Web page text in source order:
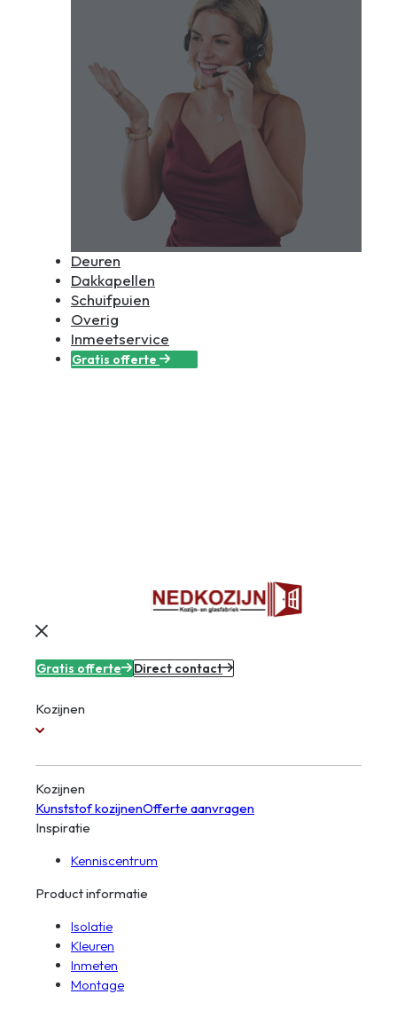
Deuren
Dakkapellen
Schuifpuien
Overig
Inmeetservice
Gratis offerte
Gratis offerte Direct contact
Kozijnen
Kozijnen
Kunststof kozijnenOfferte aanvragen
Inspiratie
Kenniscentrum
Product informatie
Isolatie
Kleuren
Inmeten
Montage